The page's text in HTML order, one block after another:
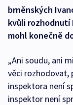
brněnských
kvůli rozhodnutí
mohl konečně
„Ani soudu, ani
věci
inspektora není
inspektor není